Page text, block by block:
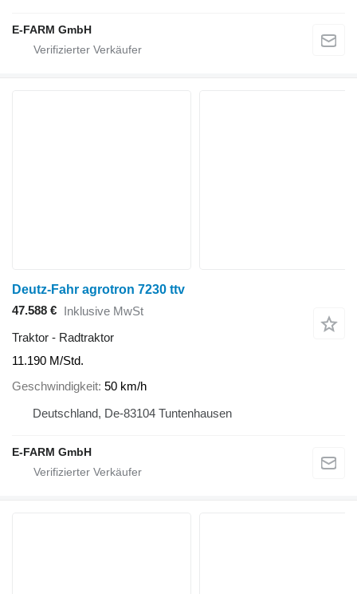
E-FARM GmbH
Deutz-Fahr agrotron 7230 ttv
47.588 € Inklusive MwSt
Traktor - Radtraktor
11.190 M/Std.
Geschwindigkeit 50 km/h
Deutschland, De-83104 Tuntenhausen
E-FARM GmbH